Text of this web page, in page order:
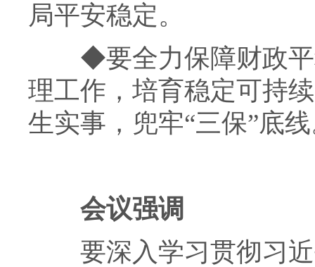
局平安稳定。
◆要全力保障财政
理工作，培育稳定可持
生实事，兜牢“三保”底
会议强调
要深入学习贯彻习近